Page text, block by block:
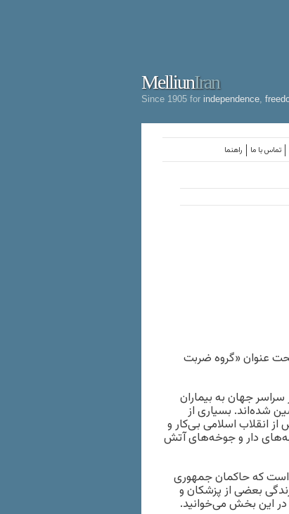
MelliunIran
Since 1905 for independence
راهنما تماس با ما
جهان به بیماران
شده‌اند. بسیاری از
انقلاب اسلامی بی‌کار و
دار و جوخه‌های آتش
است که حاکمان جمهوری
بعضی از پزشکان و
در این بخش می‌خوانید.